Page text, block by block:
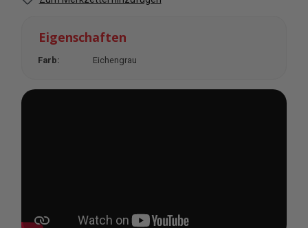
Eigenschaften
Farb: Eichengrau